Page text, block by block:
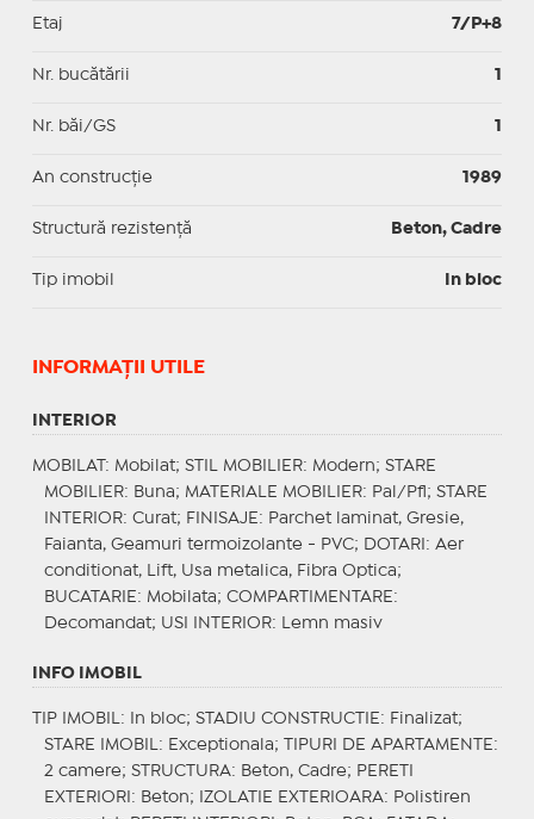
Etaj 7/P+8
Nr. bucătării 1
Nr. băi/GS 1
An construcție 1989
Structură rezistență Beton, Cadre
Tip imobil In bloc
INFORMAŢII UTILE
INTERIOR
MOBILAT : Mobilat; STIL MOBILIER: Modern; STARE
MOBILIER: Buna; MATERIALE MOBILIER: Pal/Pfl; STARE
INTERIOR: Curat; FINISAJE : Parchet laminat, Gresie,
Faianta, Geamuri termoizolante - PVC;
DOTARI : Aer
conditionat, Lift, Usa metalica, Fibra Optica;
BUCATARIE : Mobilata; COMPARTIMENTARE :
Decomandat; USI INTERIOR: Lemn masiv
INFO IMOBIL
TIP IMOBIL : In bloc; STADIU CONSTRUCTIE : Finalizat;
STARE IMOBIL : Exceptionala; TIPURI DE APARTAMENTE :
2 camere; STRUCTURA: Beton, Cadre; PERETI
EXTERIORI : Beton; IZOLATIE EXTERIOARA: Polistiren